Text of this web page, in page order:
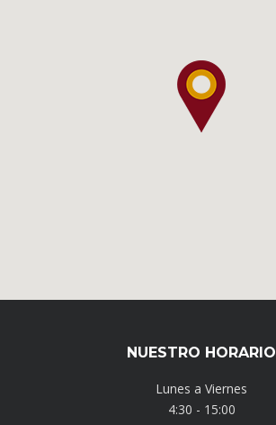
NUESTRO HORARIO
Lunes a Viernes
4:30 - 15:00